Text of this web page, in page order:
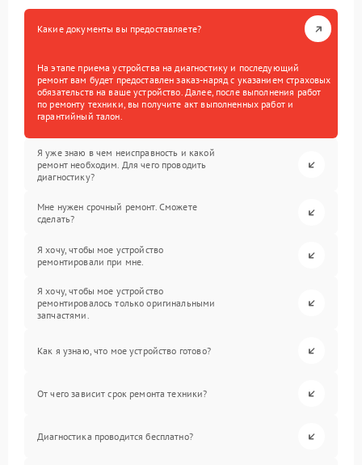
Какие документы вы предоставляете?
На этапе приема устройства на диагностику и последующий
ремонт вам будет предоставлен заказ-наряд с указанием страховых
обязательств на ваше устройство. Далее, после выполнения работ
по ремонту техники, вы получите акт выполненных работ и
гарантийный талон.
Я уже знаю в чем неисправность и какой
ремонт необходим. Для чего проводить
диагностику?
Мне нужен срочный ремонт. Сможете
сделать?
Я хочу, чтобы мое устройство
ремонтировали при мне.
Я хочу, чтобы мое устройство
ремонтировалось только оригинальными
запчастями.
Как я узнаю, что мое устройство готово?
От чего зависит срок ремонта техники?
Диагностика проводится бесплатно?